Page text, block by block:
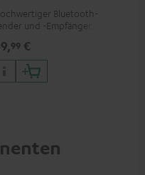
Bluetooth-
und -Empfänger,
Kopfhörer oder
sowie
99 €